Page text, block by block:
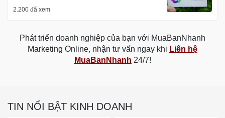
2.200 đã xem
Phát triển doanh nghiệp của bạn với MuaBanNhanh
Marketing Online, nhận tư vấn ngay khi Liên hệ
MuaBanNhanh 24/7!
TIN NỔI BẬT KINH DOANH